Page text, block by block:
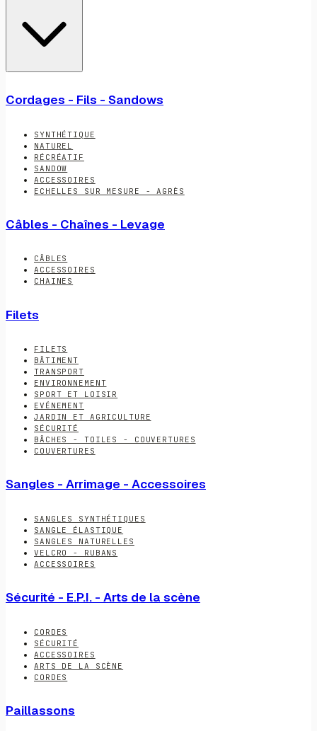
Cordages - Fils - Sandows
SYNTHÉTIQUE
NATUREL
RÉCRÉATIF
SANDOW
ACCESSOIRES
ECHELLES SUR MESURE - AGRÈS
Câbles - Chaînes - Levage
CÂBLES
ACCESSOIRES
CHAINES
Filets
FILETS
BÂTIMENT
TRANSPORT
ENVIRONNEMENT
SPORT ET LOISIR
EVÉNEMENT
JARDIN ET AGRICULTURE
SÉCURITÉ
BÂCHES - TOILES - COUVERTURES
COUVERTURES
Sangles - Arrimage - Accessoires
SANGLES SYNTHÉTIQUES
SANGLE ÉLASTIQUE
SANGLES NATURELLES
VELCRO - RUBANS
ACCESSOIRES
Sécurité - E.P.I. - Arts de la scène
CORDES
SÉCURITÉ
ACCESSOIRES
ARTS DE LA SCÈNE
CORDES
Paillassons